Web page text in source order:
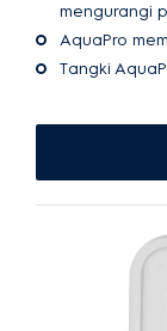
mengurangi
AquaPro
Tangki